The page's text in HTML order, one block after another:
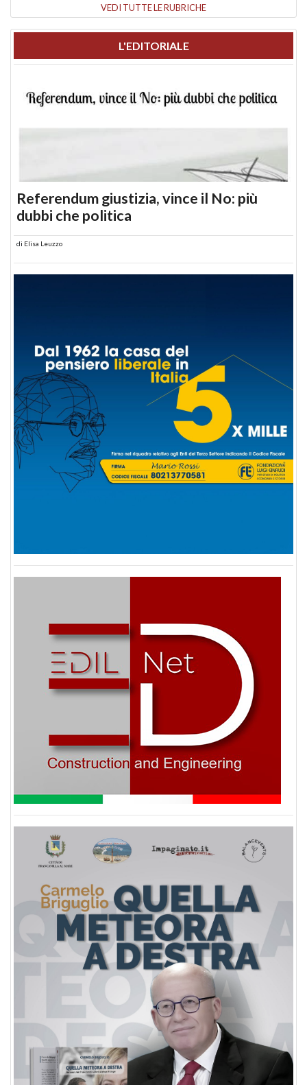
VEDI TUTTE LE RUBRICHE
L'EDITORIALE
Referendum giustizia, vince il No: più
dubbi che politica
di Elisa Leuzzo